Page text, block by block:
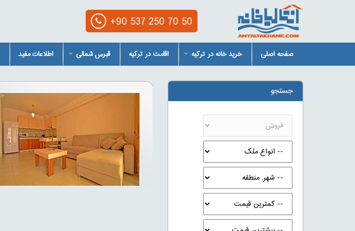
+90 537 250 70 50
صفحه اصلی خرید خانه در ترکیه اقامت در ترکیه قبرس شمالی اطلاعات مفید
جستجو